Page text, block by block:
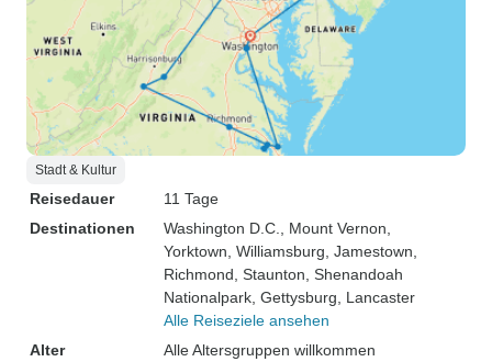
Stadt & Kultur
Reisedauer
11 Tage
Destinationen
Washington D.C. , Mount Vernon
Yorktown , Williamsburg , Jamestown
Richmond , Staunton , Shenandoah
Nationalpark , Gettysburg , Lancaster
Alle Reiseziele ansehen
Alter
Alle Altersgruppen willkommen